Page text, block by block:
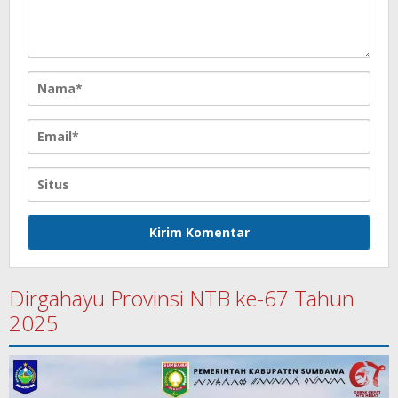
Dirgahayu Provinsi NTB ke-67 Tahun
2025